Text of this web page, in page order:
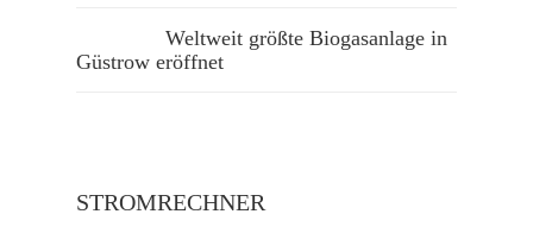
Weltweit größte Biogasanlage in
Güstrow eröffnet
STROMRECHNER